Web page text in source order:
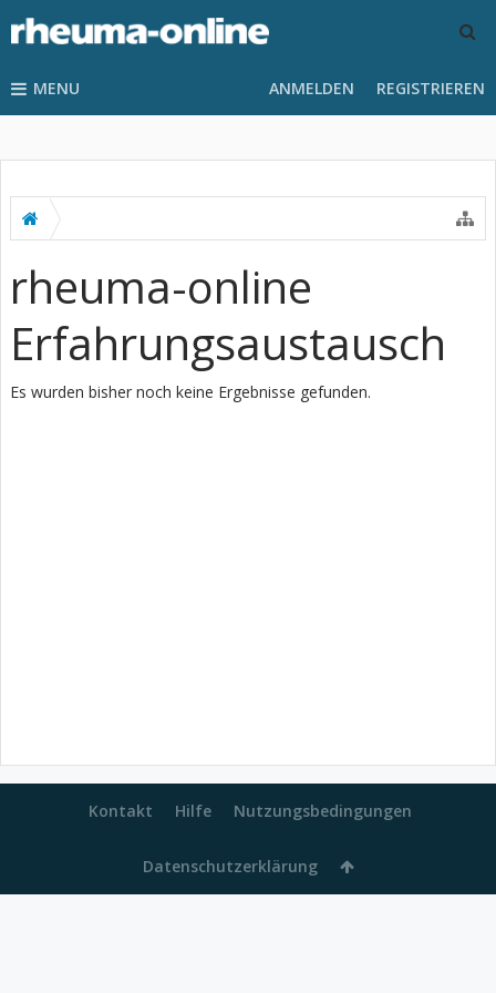
MENU ANMELDEN REGISTRIEREN
rheuma-online
Erfahrungsaustausch
Es wurden bisher noch keine Ergebnisse gefunden.
Kontakt Hilfe Nutzungsbedingungen
Datenschutzerklärung